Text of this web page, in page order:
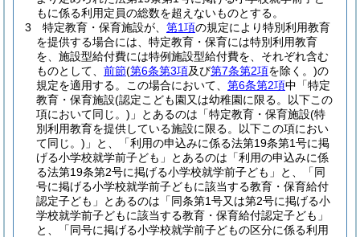
もに係る利用定員の総数を超えないものとする。
3
特定教育・保育施設が、 第1項の規定により特別利用教育
を提供する場合には、特定教育・保育には特別利用教育
を、施設型給付費には特例施設型給付費を、それぞれ含む
ものとして、 前節(第6条第3項及び第7条第2項を除く。)の
規定を適用する。
この場合において、 第6条第2項中「特定
教育・保育施設(認定こども園又は幼稚園に限る。以下この
項において同じ。) 」とあるのは「特定教育・保育施設(特
別利用教育を提供している施設に限る。以下この項におい
て同じ。) 」と、「利用の申込みに係る法第19条第1号に掲
げる小学校就学前子ども」とあるのは「利用の申込みに係
る法第19条第2号に掲げる小学校就学前子ども」と、「同
号に掲げる小学校就学前子どもに該当する教育・保育給付
認定子ども」とあるのは「同条第1号又は第2号に掲げる小
学校就学前子どもに該当する教育・保育給付認定子ども」
と、「同号に掲げる小学校就学前子どもの区分に係る利用